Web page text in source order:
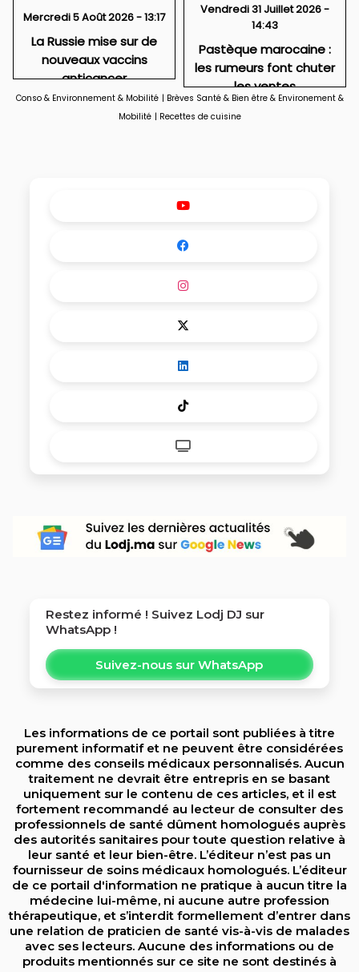
Mercredi 5 Août 2026 - 13:17
La Russie mise sur de
nouveaux vaccins
anticancer
Vendredi 31 Juillet 2026 -
14:43
Pastèque marocaine :
les rumeurs font chuter
les ventes
Conso & Environnement & Mobilité | Brèves Santé & Bien être & Environement &
Mobilité | Recettes de cuisine
Restez informé ! Suivez Lodj DJ sur
WhatsApp !
Suivez-nous sur WhatsApp
Les informations de ce portail sont publiées à titre
purement informatif et ne peuvent être considérées
comme des conseils médicaux personnalisés. Aucun
traitement ne devrait être entrepris en se basant
uniquement sur le contenu de ces articles, et il est
fortement recommandé au lecteur de consulter des
professionnels de santé dûment homologués auprès
des autorités sanitaires pour toute question relative à
leur santé et leur bien-être. L’éditeur n’est pas un
fournisseur de soins médicaux homologués. L’éditeur
de ce portail d'information ne pratique à aucun titre la
médecine lui-même, ni aucune autre profession
thérapeutique, et s’interdit formellement d’entrer dans
une relation de praticien de santé vis-à-vis de malades
avec ses lecteurs. Aucune des informations ou de
produits mentionnés sur ce site ne sont destinés à